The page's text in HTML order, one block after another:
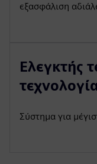
εξασφάλιση
Ελεγκτής
Σύστημα για